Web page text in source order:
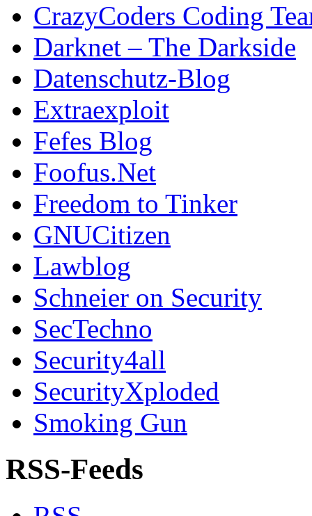
CrazyCoders Coding
Darknet – The Darkside
Datenschutz-Blog
Extraexploit
Fefes Blog
Foofus.Net
Freedom to Tinker
GNUCitizen
Lawblog
Schneier on Security
SecTechno
Security4all
SecurityXploded
Smoking Gun
RSS-Feeds